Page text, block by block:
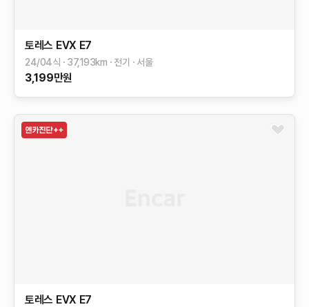
토레스 EVX E7
24/04식 37,193km 전기 서울
3,199만원
토레스 EVX E7